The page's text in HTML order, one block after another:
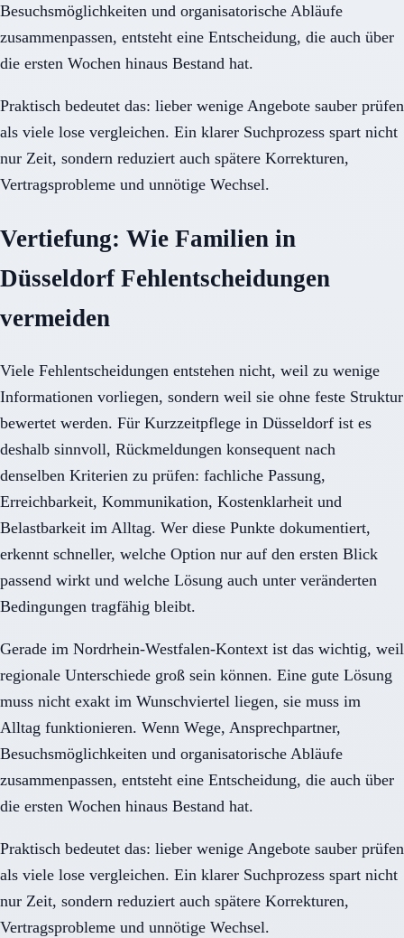
Besuchsmöglichkeiten und organisatorische Abläufe
zusammenpassen, entsteht eine Entscheidung, die auch über
die ersten Wochen hinaus Bestand hat.
Praktisch bedeutet das: lieber wenige Angebote sauber prüfen
als viele lose vergleichen. Ein klarer Suchprozess spart nicht
nur Zeit, sondern reduziert auch spätere Korrekturen,
Vertragsprobleme und unnötige Wechsel.
Vertiefung: Wie Familien in
Düsseldorf Fehlentscheidungen
vermeiden
Viele Fehlentscheidungen entstehen nicht, weil zu wenige
Informationen vorliegen, sondern weil sie ohne feste Struktur
bewertet werden. Für Kurzzeitpflege in Düsseldorf ist es
deshalb sinnvoll, Rückmeldungen konsequent nach
denselben Kriterien zu prüfen: fachliche Passung,
Erreichbarkeit, Kommunikation, Kostenklarheit und
Belastbarkeit im Alltag. Wer diese Punkte dokumentiert,
erkennt schneller, welche Option nur auf den ersten Blick
passend wirkt und welche Lösung auch unter veränderten
Bedingungen tragfähig bleibt.
Gerade im Nordrhein-Westfalen-Kontext ist das wichtig, weil
regionale Unterschiede groß sein können. Eine gute Lösung
muss nicht exakt im Wunschviertel liegen, sie muss im
Alltag funktionieren. Wenn Wege, Ansprechpartner,
Besuchsmöglichkeiten und organisatorische Abläufe
zusammenpassen, entsteht eine Entscheidung, die auch über
die ersten Wochen hinaus Bestand hat.
Praktisch bedeutet das: lieber wenige Angebote sauber prüfen
als viele lose vergleichen. Ein klarer Suchprozess spart nicht
nur Zeit, sondern reduziert auch spätere Korrekturen,
Vertragsprobleme und unnötige Wechsel.